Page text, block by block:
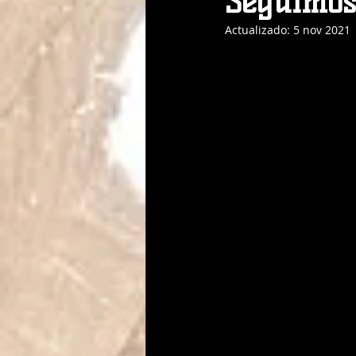
Actualizado: 5 nov 2021